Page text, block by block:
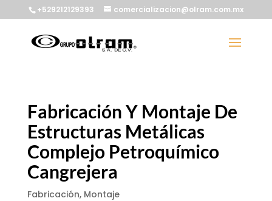
+529212129393 comercializacion@olram.com.mx
Fabricación Y Montaje De
Estructuras Metálicas
Complejo Petroquímico
Cangrejera
Fabricación, Montaje